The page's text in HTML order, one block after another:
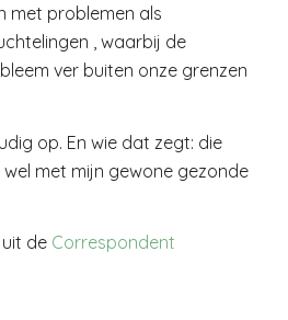
met problemen als
, waarbij de
ver buiten onze grenzen
op. En wie dat zegt: die
met mijn gewone gezonde
de Correspondent